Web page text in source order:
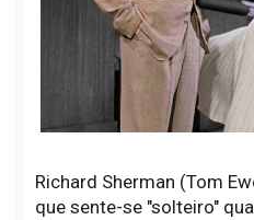
Richard Sherman (Tom
que sente-se "solteiro"